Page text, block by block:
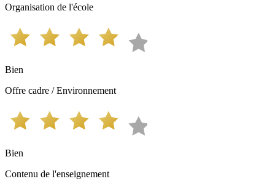
Organisation de l'école
Bien
Offre cadre / Environnement
Bien
Contenu de l'enseignement